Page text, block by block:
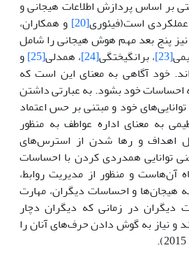
بر اساس پردازش اطلاعات هیجانی و
عملکردی است(فیئوری[20]
و همکاران،
نیز پنج بعد مهم هوش هیجانی را شامل
[23] ، برانگیختگی[24] ، همدلی[25]
و
خود آگاهی به معنای این است که
خود بشود. به عبارتی داشتن
توانایی‌های خود و مبتنی بر حس اعتماد
به معنای اداره عواطف به منظور
اهداف و رها شدن از استرس‌های
توانایی همدردی کردن با احساسات
آن‌هاست و منظور از مدیریت روابط،
و احساسات دیگران، مهارت
در زمانی که دیگران دچار
و نیاز به گوش دادن حرف‌های آنان را